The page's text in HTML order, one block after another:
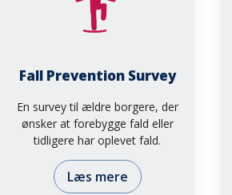
Fall Prevention Survey
En survey til ældre borgere, der
ønsker at forebygge fald eller
tidligere har oplevet fald.
Læs mere